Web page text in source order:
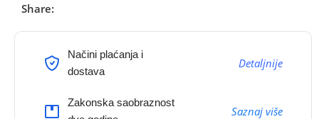
Share:
Načini plaćanja i
dostava
Detaljnije
Zakonska saobraznost
Saznaj više